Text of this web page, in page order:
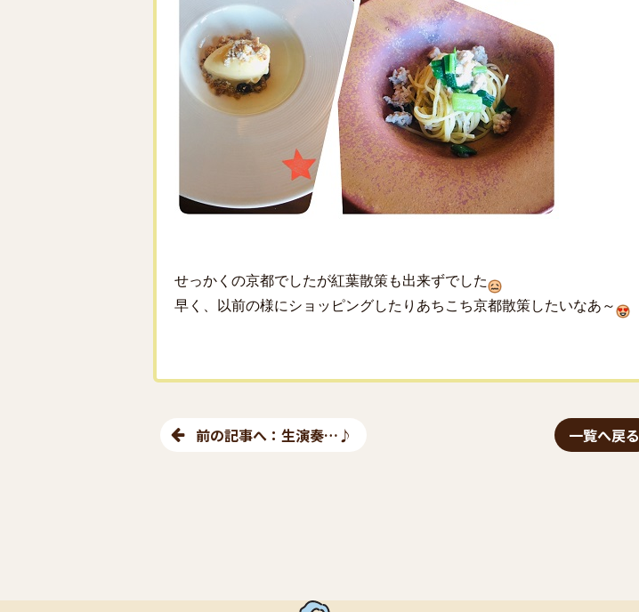
せっかくの京都でしたが紅葉散策も出来ずでした
早く、以前の様にショッピングしたりあちこち京都散策したいなあ～
前の記事へ：生演奏…♪ 一覧へ戻る